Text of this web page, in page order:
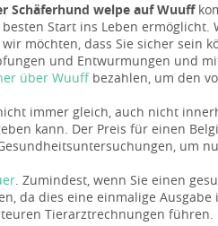
Schäferhund welpe auf Wuuff
Start ins Leben
möchten, dass Sie sicher sein
und Entwurmungen und
über Wuuffbezahlen, um den
immer gleich, auch nicht
kann. Der Preis für einen
um
. Zumindest, wenn Sie einen
da dies eine einmalige
Tierarztrechnungen führen.